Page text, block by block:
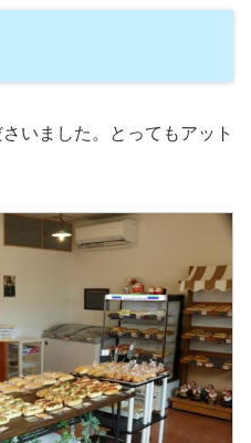
いました。とってもアット